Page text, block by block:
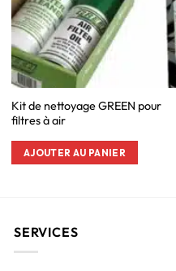
Kit de nettoyage GREEN pour
filtres à air
AJOUTER AU PANIER
SERVICES